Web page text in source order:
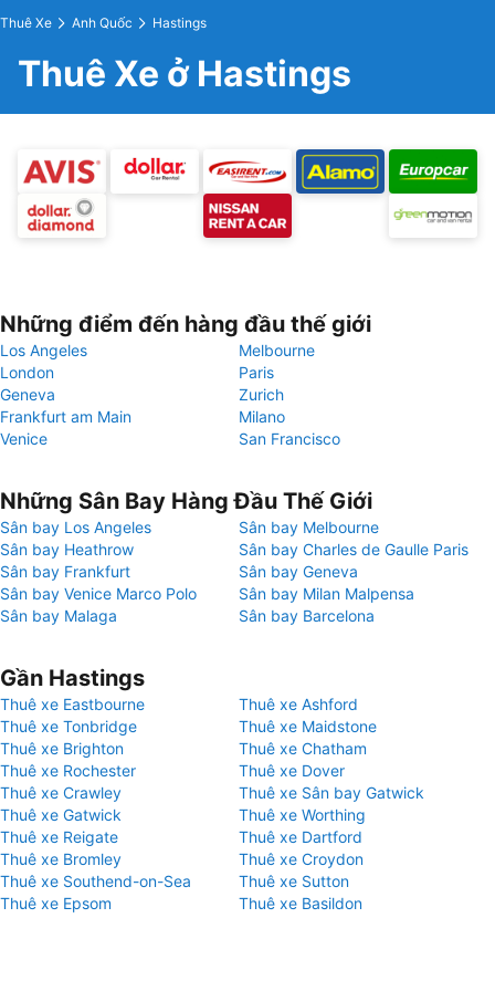
Thuê Xe Anh Quốc Hastings
Thuê Xe ở Hastings
Những điểm đến hàng đầu thế giới
Los Angeles
Melbourne
London
Paris
Geneva
Zurich
Frankfurt am Main
Milano
Venice
San Francisco
Những Sân Bay Hàng Đầu Thế Giới
Sân bay Los Angeles
Sân bay Melbourne
Sân bay Heathrow
Sân bay Charles de Gaulle Paris
Sân bay Frankfurt
Sân bay Geneva
Sân bay Venice Marco Polo
Sân bay Milan Malpensa
Sân bay Malaga
Sân bay Barcelona
Gần Hastings
Thuê xe Eastbourne
Thuê xe Ashford
Thuê xe Tonbridge
Thuê xe Maidstone
Thuê xe Brighton
Thuê xe Chatham
Thuê xe Rochester
Thuê xe Dover
Thuê xe Crawley
Thuê xe Sân bay Gatwick
Thuê xe Gatwick
Thuê xe Worthing
Thuê xe Reigate
Thuê xe Dartford
Thuê xe Bromley
Thuê xe Croydon
Thuê xe Southend-on-Sea
Thuê xe Sutton
Thuê xe Epsom
Thuê xe Basildon